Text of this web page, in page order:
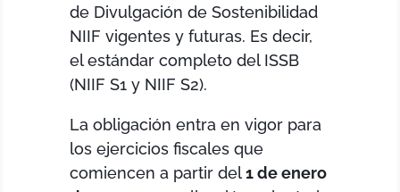
de Divulgación de Sostenibilidad
NIIF vigentes y futuras. Es decir,
el estándar completo del ISSB
(NIIF S1 y NIIF S2).
La obligación entra en vigor para
los ejercicios fiscales que
comiencen a partir del1 de enero